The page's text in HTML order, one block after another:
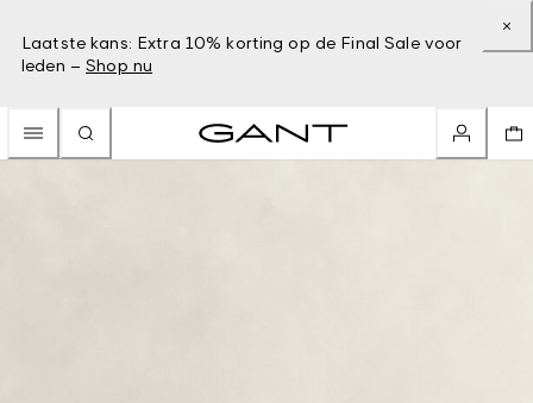
Laatste kans: Extra 10% korting op de Final Sale voor
leden – Shop nu